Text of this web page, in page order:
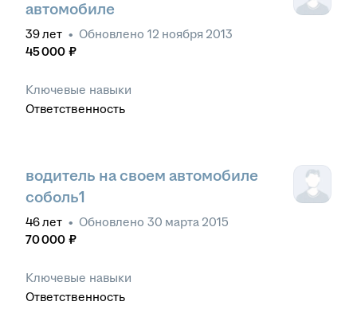
автомобиле
39лет • Обновлено 12 ноября 2013
45 000 ₽
Ключевые навыки
Ответственность
водитель на своем автомобиле
соболь1
46лет • Обновлено 30 марта 2015
70 000 ₽
Ключевые навыки
Ответственность